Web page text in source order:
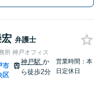
弁護士
所 神戸オフィス
市
区
神戸駅 か
ら徒歩2分
営業時間：本
日定休日